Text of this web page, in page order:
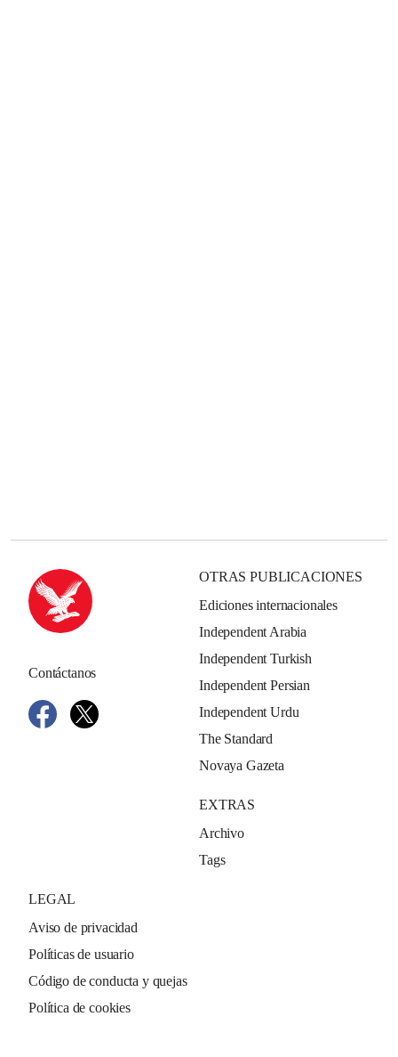
Contáctanos
OTRAS PUBLICACIONES
Ediciones internacionales
Independent Arabia
Independent Turkish
Independent Persian
Independent Urdu
The Standard
Novaya Gazeta
EXTRAS
Archivo
Tags
LEGAL
Aviso de privacidad
Políticas de usuario
Código de conducta y quejas
Política de cookies